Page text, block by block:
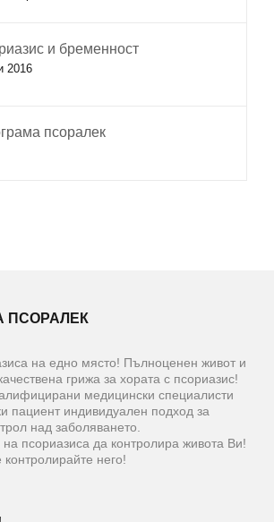
и бременност
2016
псоралек
ПСОРАЛЕК
на едно място! Пълноценен живот и
грижа за хората с псориазис!
медицински специалисти
пациент индивидуален подход за
над заболяването.
псориазиса да контролира живота Ви!
него!